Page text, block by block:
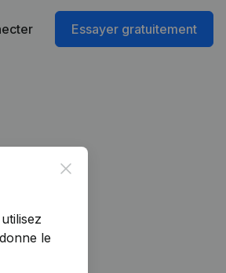
Essayer gratuitement
Close
le